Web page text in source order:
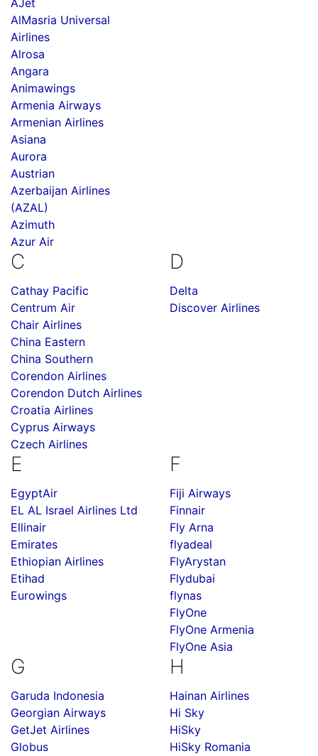
AJet
AlMasria Universal
Airlines
Alrosa
Angara
Animawings
Armenia Airways
Armenian Airlines
Asiana
Aurora
Austrian
Azerbaijan Airlines
(AZAL)
Azimuth
Azur Air
C
Cathay Pacific
Centrum Air
Chair Airlines
China Eastern
China Southern
Corendon Airlines
Corendon Dutch Airlines
Croatia Airlines
Cyprus Airways
Czech Airlines
D
Delta
Discover Airlines
E
EgyptAir
EL AL Israel Airlines Ltd
Ellinair
Emirates
Ethiopian Airlines
Etihad
Eurowings
F
Fiji Airways
Finnair
Fly Arna
flyadeal
FlyArystan
Flydubai
flynas
FlyOne
FlyOne Armenia
FlyOne Asia
G
Garuda Indonesia
Georgian Airways
GetJet Airlines
Globus
H
Hainan Airlines
Hi Sky
HiSky
HiSky Romania